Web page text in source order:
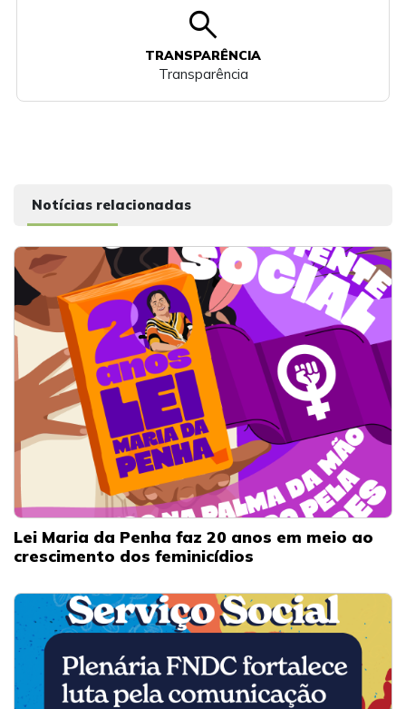
search
TRANSPARÊNCIA
Transparência
Notícias relacionadas
Lei Maria da Penha faz 20 anos em meio ao
crescimento dos feminicídios